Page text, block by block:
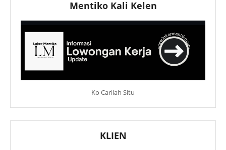
Mentiko Kali Kelen
Ko Carilah Situ
KLIEN